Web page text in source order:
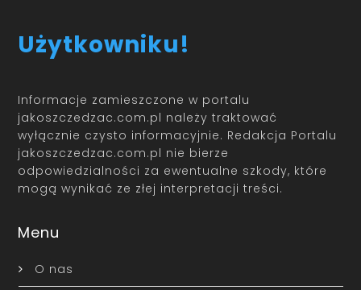
Użytkowniku!
Informacje zamieszczone w portalu
jakoszczedzac.com.pl należy traktować
wyłącznie czysto informacyjnie. Redakcja Portalu
jakoszczedzac.com.pl nie bierze
odpowiedzialności za ewentualne szkody, które
mogą wynikać ze złej interpretacji treści.
Menu
O nas